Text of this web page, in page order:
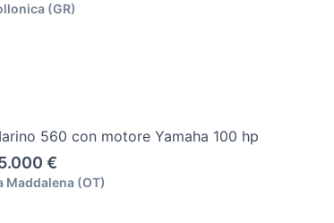
(GR)
560 con motore Yamaha 100 hp
€
Maddalena (OT)